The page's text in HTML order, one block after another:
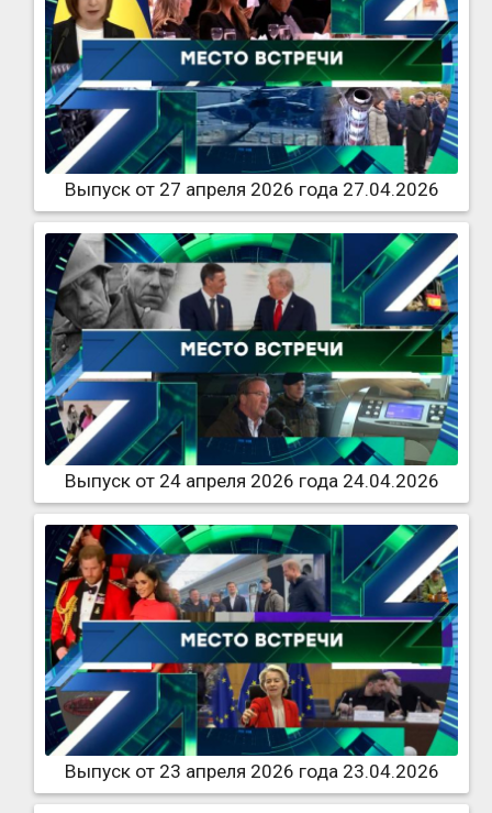
Выпуск от 27 апреля 2026 года 27.04.2026
Выпуск от 24 апреля 2026 года 24.04.2026
Выпуск от 23 апреля 2026 года 23.04.2026